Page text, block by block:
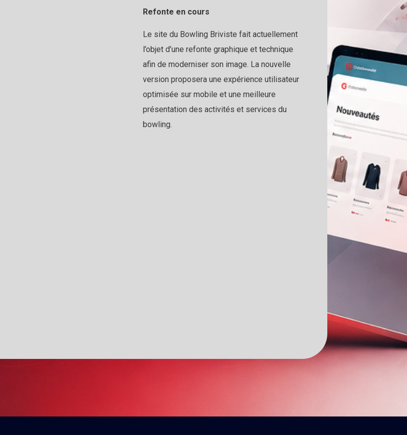
Refonte en cours
Le site du Bowling Briviste fait actuellement
l’objet d’une refonte graphique et technique
afin de moderniser son image. La nouvelle
version proposera une expérience utilisateur
optimisée sur mobile et une meilleure
présentation des activités et services du
bowling.